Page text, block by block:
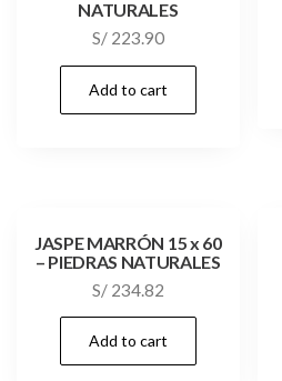
NATURALES
S/223.90
Add to cart
JASPE MARRÓN 15 x 60
– PIEDRAS NATURALES
S/234.82
Add to cart